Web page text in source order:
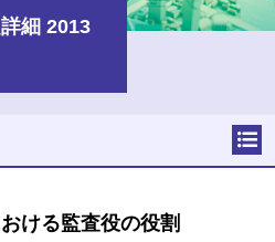
細 2013
ける監査役の役割